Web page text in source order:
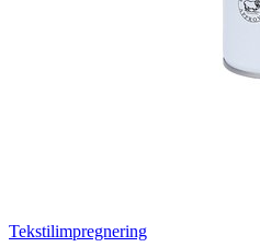
Tekstilimpregnering